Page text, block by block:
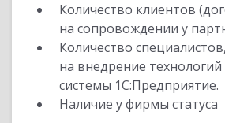
Количество клиентов
на сопровождении у
Количество
на внедрение
системы 1С:Предприятие.
Наличие у фирмы статуса